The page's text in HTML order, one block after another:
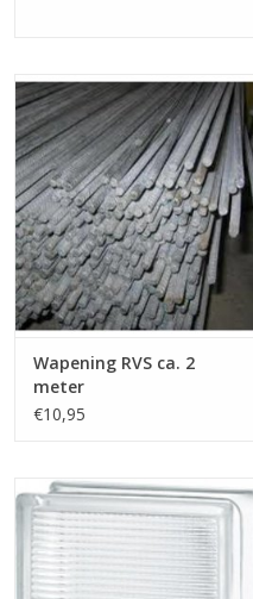
Gebruik altijd RVS of verzinkte
wapening rond 6mm voor de
glazen bouwstenen. Deze
wapening dient u horizontaal en
verticaal in de voegen te
verwerken voor een stevige
wand. De lengte van deze
wapeningsstaven zijn ca. 2 meter.
TOEVOEGEN AAN WINKELWAGEN
Wapening RVS ca. 2
meter
€10,95
Deze glazen bouwsteen heeft
een lijnen decor. De glazen
bouwsteen is glaskleurig en heeft
allemaal streepjes. Bij de ene